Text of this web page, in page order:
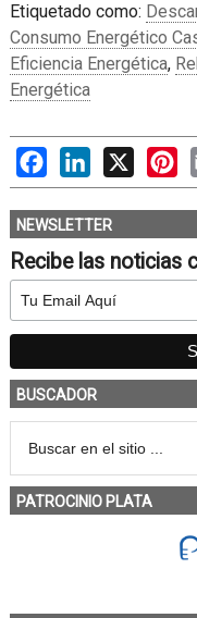
Etiquetado como:
Consumo Energético
Eficiencia Energética,
Energética
FacebookLinkedIn
NEWSLETTER
Recibe las noticias
BUSCADOR
PATROCINIO PLATA